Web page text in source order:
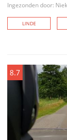
Ingezonden door: Niek
LINDE
8.7